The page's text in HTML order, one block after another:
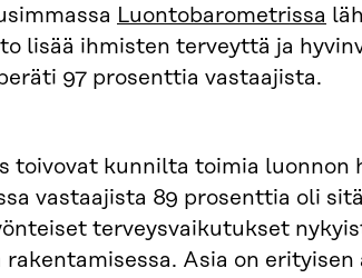
Luontobarometrissa
lisää ihmisten terveyttä ja
97 prosenttia vastaajista.
toivovat kunnilta toimia luonnon
vastaajista 89 prosenttia oli
terveysvaikutukset
rakentamisessa. Asia on